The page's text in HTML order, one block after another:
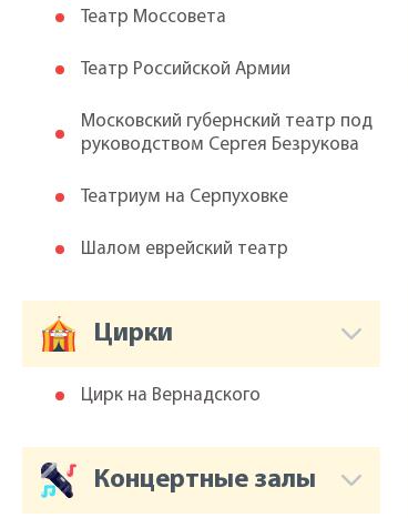
Театр Моссовета
Театр Российской Армии
Московский губернский театр под
руководством Сергея Безрукова
Театриум на Серпуховке
Шалом еврейский театр
Цирки
Цирк на Вернадского
Концертные залы